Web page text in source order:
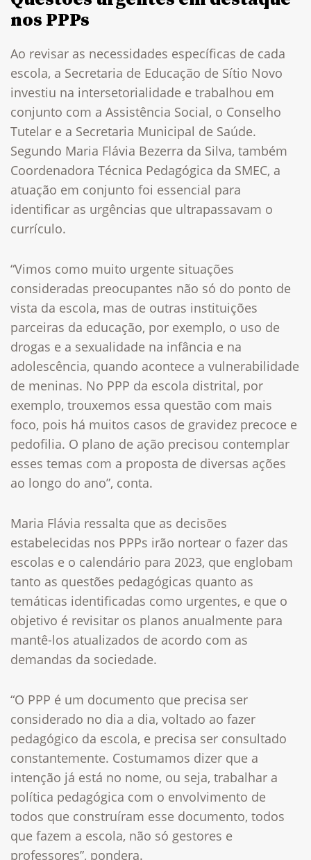
nos PPPs
Ao revisar as necessidades específicas de cada
escola, a Secretaria de Educação de Sítio Novo
investiu na intersetorialidade e trabalhou em
conjunto com a Assistência Social, o Conselho
Tutelar e a Secretaria Municipal de Saúde.
Segundo Maria Flávia Bezerra da Silva, também
Coordenadora Técnica Pedagógica da SMEC, a
atuação em conjunto foi essencial para
identificar as urgências que ultrapassavam o
currículo.
“Vimos como muito urgente situações
consideradas preocupantes não só do ponto de
vista da escola, mas de outras instituições
parceiras da educação, por exemplo, o uso de
drogas e a sexualidade na infância e na
adolescência, quando acontece a vulnerabilidade
de meninas. No PPP da escola distrital, por
exemplo, trouxemos essa questão com mais
foco, pois há muitos casos de gravidez precoce e
pedofilia. O plano de ação precisou contemplar
esses temas com a proposta de diversas ações
ao longo do ano”, conta.
Maria Flávia ressalta que as decisões
estabelecidas nos PPPs irão nortear o fazer das
escolas e o calendário para 2023, que englobam
tanto as questões pedagógicas quanto as
temáticas identificadas como urgentes, e que o
objetivo é revisitar os planos anualmente para
mantê-los atualizados de acordo com as
demandas da sociedade.
“O PPP é um documento que precisa ser
considerado no dia a dia, voltado ao fazer
pedagógico da escola, e precisa ser consultado
constantemente. Costumamos dizer que a
intenção já está no nome, ou seja, trabalhar a
política pedagógica com o envolvimento de
todos que construíram esse documento, todos
que fazem a escola, não só gestores e
professores”, pondera.